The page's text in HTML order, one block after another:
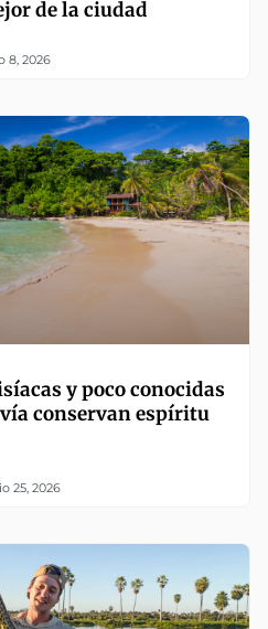
de la ciudad
8, 2026
y poco conocidas
conservan espíritu
25, 2026